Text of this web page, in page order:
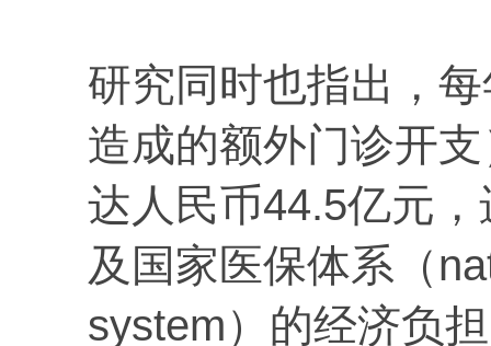
研究同时也指出，
造成的额外门诊开
达人民币44.5亿元
及国家医保体系（
system）的经济负